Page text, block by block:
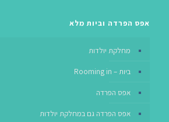
אפס הפרדה וביות מלא
מחלקת יולדות
ביות – Rooming in
אפס הפרדה
אפס הפרדה גם במחלקת יולדות